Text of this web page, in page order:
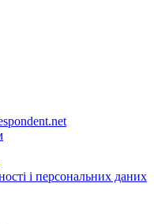
і персональних даних